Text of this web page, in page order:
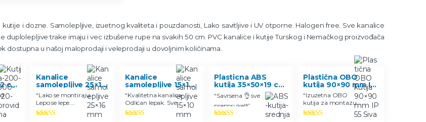
kutije i dozne. Samolepljive, izuetnog kvaliteta i pouzdanosti, Lako savitljive i UV otporne. Halogen free. Sve kanalice
duplolepljive trake imaju i vec izbušene rupe na svakih 50 cm. PVC kanalice i kutije Turskog i Nemačkog proizvođača
dostupna u našoj maloprodaji i veleprodaji u dovoljnim količinama.
cm
Kanalice
samolepljive 25×16
mm
“Lako se montiraju.
Lepo se lepe.
Preporuka
Kanalice
samolepljive 15×10
mm
“Kvalitetna kanalica.
Odlican lepak. Sve
preporuke
Plasticna ABS
kutija 35×50×19 cm
IP 65
“Savrsena 👌 sve
preporuke!!!”
Plastična OBO
kutija 90×90 mm IP
55 Bela
“Izuzetna OBO
kutija za montazu
na sve povrsine.